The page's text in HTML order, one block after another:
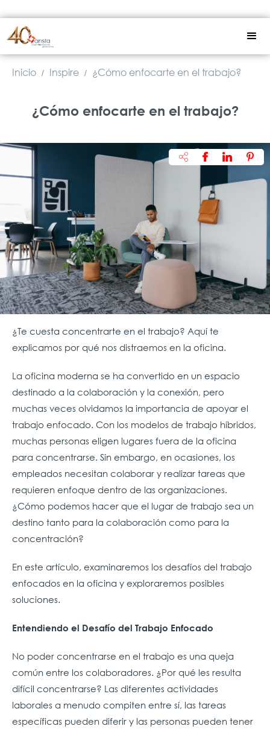
Inicio / Inspire / ¿Cómo enfocarte en el trabajo?
¿Cómo enfocarte en el trabajo?
¿Te cuesta concentrarte en el trabajo? Aquí te
explicamos por qué nos distraemos en la oficina.
La oficina moderna se ha convertido en un espacio
destinado a la colaboración y la conexión, pero
muchas veces olvidamos la importancia de apoyar el
trabajo enfocado. Con los modelos de trabajo híbridos,
muchas personas eligen lugares fuera de la oficina
para concentrarse. Sin embargo, en ocasiones, los
empleados necesitan colaborar y realizar tareas que
requieren enfoque dentro de las organizaciones.
¿Cómo podemos hacer que el lugar de trabajo sea un
destino tanto para la colaboración como para la
concentración?
En este artículo, examinaremos los desafíos del trabajo
enfocados en la oficina y exploraremos posibles
soluciones.
Entendiendo el Desafío del Trabajo Enfocado
No poder concentrarse en el trabajo es una queja
común entre los colaboradores. ¿Por qué les resulta
difícil concentrarse? Las diferentes actividades
laborales a menudo compiten entre sí, las tareas
específicas pueden diferir y las personas pueden tener